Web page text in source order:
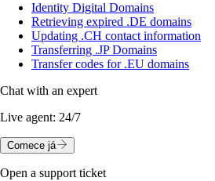
Identity Digital Domains
Retrieving expired .DE domains
Updating .CH contact information
Transferring .JP Domains
Transfer codes for .EU domains
Chat with an expert
Live agent: 24/7
Comece já
Open a support ticket